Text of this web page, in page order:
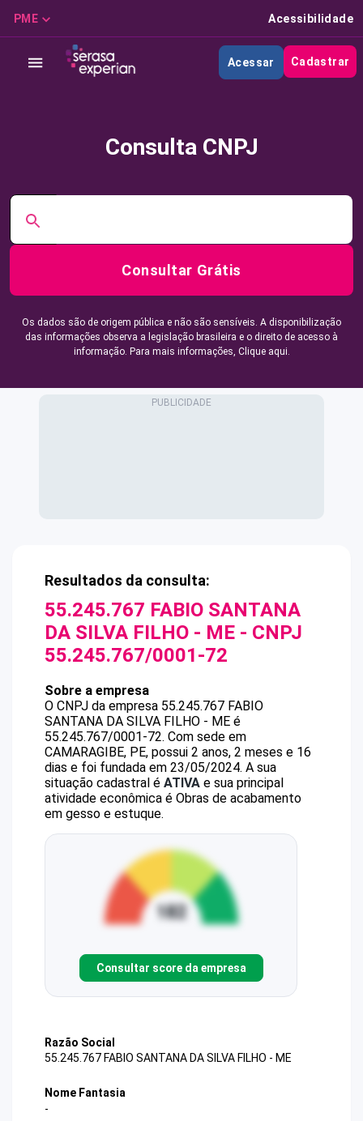
PME Acessibilidade
Acessar Cadastrar
Consulta CNPJ
Consultar Grátis
Os dados são de origem pública e não são sensíveis. A disponibilização
das informações observa a legislação brasileira e o direito de acesso à
informação. Para mais informações, Clique aqui.
Resultados da consulta:
55.245.767 FABIO SANTANA
DA SILVA FILHO - ME - CNPJ
55.245.767/0001-72
Sobre a empresa
O CNPJ da empresa 55.245.767 FABIO
SANTANA DA SILVA FILHO - ME é
55.245.767/0001-72. Com sede em
CAMARAGIBE, PE, possui 2 anos, 2 meses e 16
dias e foi fundada em 23/05/2024. A sua
situação cadastral é ATIVA e sua principal
atividade econômica é Obras de acabamento
em gesso e estuque.
Consultar score da empresa
Razão Social
55.245.767 FABIO SANTANA DA SILVA FILHO - ME
Nome Fantasia
-